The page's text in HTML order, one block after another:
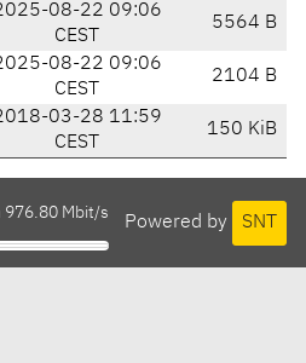
08-22 09:06
CEST
5564 B
08-22 09:06
CEST
2104 B
03-28 11:59
CEST
150 KiB
Powered by SNT
976.80 Mbit/s